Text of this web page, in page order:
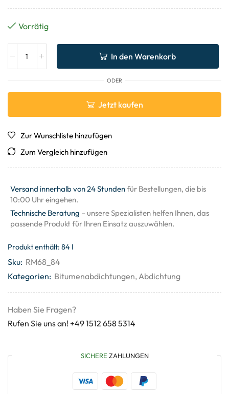
Vorrätig
In den Warenkorb
ODER
Jetzt kaufen
Zur Wunschliste hinzufügen
Zum Vergleich hinzufügen
Versand innerhalb von 24 Stundenfür Bestellungen, die bis
10:00 Uhr eingehen.
Technische Beratung – unsere Spezialisten helfen Ihnen, das
passende Produkt für Ihren Einsatz auszuwählen.
Produkt enthält: 84 l
Sku: RM68_84
Kategorien: Bitumenabdichtungen,Abdichtung
Haben Sie Fragen?
Rufen Sie uns an! +49 1512 658 5314
SICHERE ZAHLUNGEN